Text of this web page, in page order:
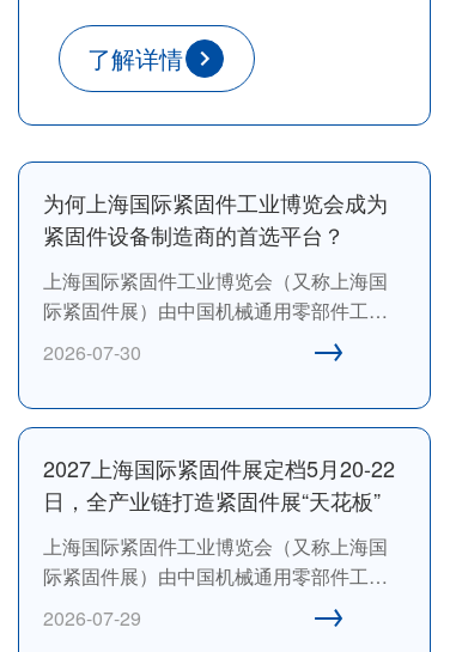
会紧固件分会、上海爱螺展览有限公司、
汉诺威米兰展览(上海)有限公司联合主办。
优质平台，更是技术交流与趋势研判的前
沿阵地。
了解详情
为何上海国际紧固件工业博览会成为
紧固件设备制造商的首选平台？
上海国际紧固件工业博览会（又称上海国
际紧固件展）由中国机械通用零部件工业
协会、中国机械通用零部件工业协会紧固
件分会、上海爱螺展览有限公司与汉诺威
际紧固件工业博览会起源于1989年，由中
国机械通用零部件工业协会紧固件分会主
办的首届“中国国际紧固件工业展”，是中国
机械通用零部件工业协会和中国机械通用
零部件工业协会紧固件分会旗下唯一一个
国际紧固件大展，具有行业引领力和公信
力。
2026-07-30 →
2027上海国际紧固件展定档5月20-22
日，全产业链打造紧固件展“天花板”
上海国际紧固件工业博览会（又称上海国
际紧固件展）由中国机械通用零部件工业
协会、中国机械通用零部件工业协会紧固
件分会、上海爱螺展览有限公司与汉诺威
2026-07-29 →